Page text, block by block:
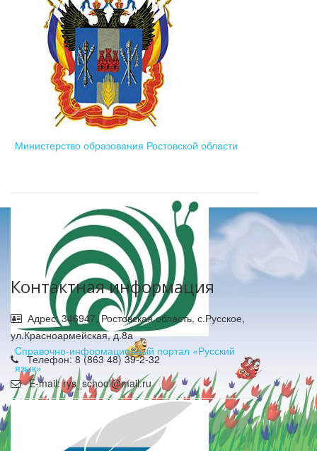
Министерство образования Ростовской области
Cправочно-информационный портал «Русский
язык»
Контактная информация
Адрес: 346947, Ростовская область, с.Русское,
ул.Красноармейская, д.8а
Телефон: 8 (863 48) 39-2-32
E-mail: rys_school@mail.ru